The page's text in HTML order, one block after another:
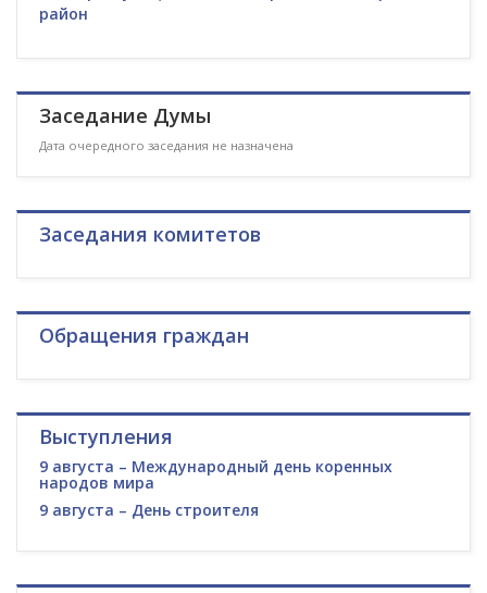
район
Заседание Думы
Дата очередного заседания не назначена
Заседания комитетов
Обращения граждан
Выступления
9 августа – Международный день коренных
народов мира
9 августа – День строителя